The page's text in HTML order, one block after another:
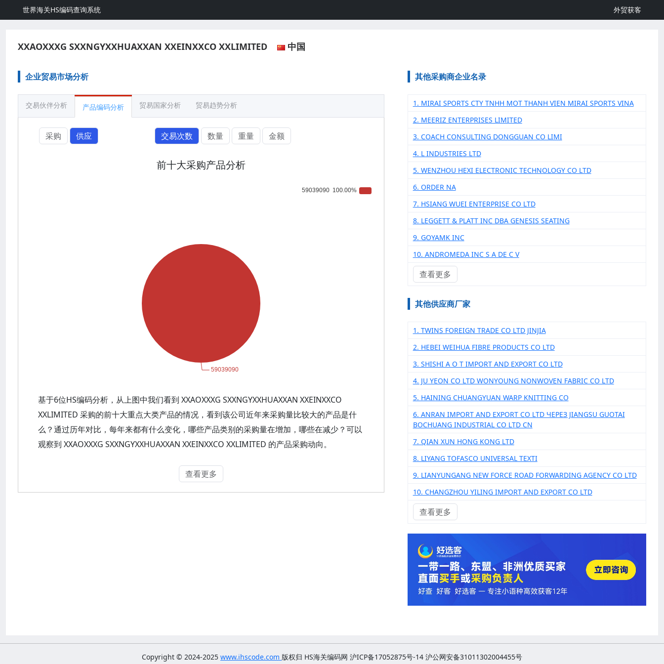
世界海关HS编码查询系统 外贸获客
XXAOXXXG SXXNGYXXHUAXXAN XXEINXXCO XXLIMITED 中国
企业贸易市场分析
交易伙伴分析 产品编码分析 贸易国家分析 贸易趋势分析
采购 供应 交易次数 数量 重量 金额
前十大采购产品分析
基于6位HS编码分析，从上图中我们看到 XXAOXXXG SXXNGYXXHUAXXAN XXEINXXCO
XXLIMITED 采购的前十大重点大类产品的情况，看到该公司近年来采购量比较大的产品是什
么？通过历年对比，每年来都有什么变化，哪些产品类别的采购量在增加，哪些在减少？可以
观察到 XXAOXXXG SXXNGYXXHUAXXAN XXEINXXCO XXLIMITED 的产品采购动向。
查看更多
其他采购商企业名录
1. MIRAI SPORTS CTY TNHH MOT THANH VIEN MIRAI SPORTS VINA
2. MEERIZ ENTERPRISES LIMITED
3. COACH CONSULTING DONGGUAN CO LIMI
4. L INDUSTRIES LTD
5. WENZHOU HEXI ELECTRONIC TECHNOLOGY CO LTD
6. ORDER NA
7. HSIANG WUEI ENTERPRISE CO LTD
8. LEGGETT & PLATT INC DBA GENESIS SEATING
9. GOYAMK INC
10. ANDROMEDA INC S A DE C V
查看更多
其他供应商厂家
1. TWINS FOREIGN TRADE CO LTD JINJIA
2. HEBEI WEIHUA FIBRE PRODUCTS CO LTD
3. SHISHI A O T IMPORT AND EXPORT CO LTD
4. JU YEON CO LTD WONYOUNG NONWOVEN FABRIC CO LTD
5. HAINING CHUANGYUAN WARP KNITTING CO
6. ANRAN IMPORT AND EXPORT CO LTD ЧЕРЕЗ JIANGSU GUOTAI
BOCHUANG INDUSTRIAL CO LTD CN
7. QIAN XUN HONG KONG LTD
8. LIYANG TOFASCO UNIVERSAL TEXTI
9. LIANYUNGANG NEW FORCE ROAD FORWARDING AGENCY CO LTD
10. CHANGZHOU YILING IMPORT AND EXPORT CO LTD
查看更多
Copyright © 2024-2025 www.ihscode.com 版权归 HS海关编码网 沪ICP备17052875号-14 沪公网安备31011302004455号